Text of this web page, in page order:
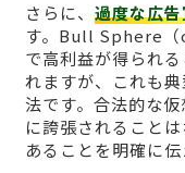
さらに、 過度な広
す。Bull Sphere
で高利益が得られ
れますが、これも
法です。合法的な
に誇張されること
あることを明確に伝